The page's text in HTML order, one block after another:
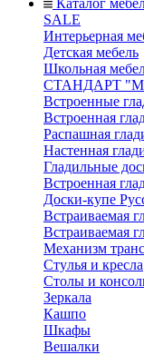
Каталог
SALE
Интерьерная
Детская мебель
Школьная
СТАНДАРТ
Встроенные
Встроенная
Распашная
Настенная
Гладильные
Встроенная
Доски-купе
Встраиваемая
Встраиваемая
Механизм
Стyлья и кресла
Столы и
Зеркала
Кашпо
Шкафы
Вешалки